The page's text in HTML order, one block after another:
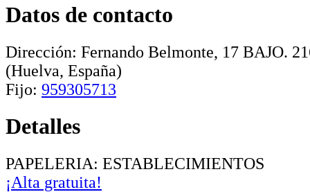
Datos de contacto
Dirección: Fernando Belmonte, 17 BAJO.
(Huelva, España)
Fijo: 959305713
Detalles
PAPELERIA: ESTABLECIMIENTOS
¡Alta gratuita!